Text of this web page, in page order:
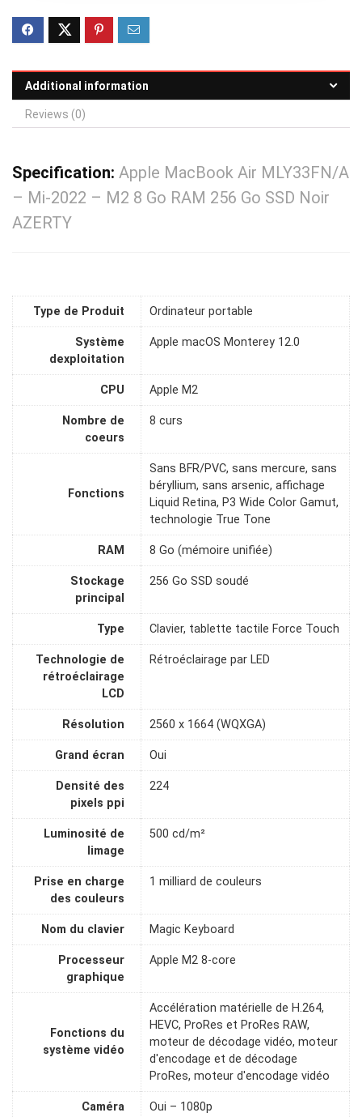
Additional information
Reviews (0)
Specification: Apple MacBook Air MLY33FN/A
– Mi-2022 – M2 8 Go RAM 256 Go SSD Noir
AZERTY
Type de Produit Ordinateur portable
Système
dexploitation
Apple macOS Monterey 12.0
CPU Apple M2
Nombre de
coeurs
8 curs
Fonctions
Sans BFR/PVC, sans mercure, sans
béryllium, sans arsenic, affichage
Liquid Retina, P3 Wide Color Gamut,
technologie True Tone
RAM 8 Go (mémoire unifiée)
Stockage
principal
256 Go SSD soudé
Type Clavier, tablette tactile Force Touch
Technologie de
rétroéclairage
LCD
Rétroéclairage par LED
Résolution 2560 x 1664 (WQXGA)
Grand écran Oui
Densité des
pixels ppi
224
Luminosité de
limage
500 cd/m²
Prise en charge
des couleurs
1 milliard de couleurs
Nom du clavier Magic Keyboard
Processeur
graphique
Apple M2 8-core
Fonctions du
système vidéo
Accélération matérielle de H.264,
HEVC, ProRes et ProRes RAW,
moteur de décodage vidéo, moteur
d'encodage et de décodage
ProRes, moteur d'encodage vidéo
Caméra Oui – 1080p